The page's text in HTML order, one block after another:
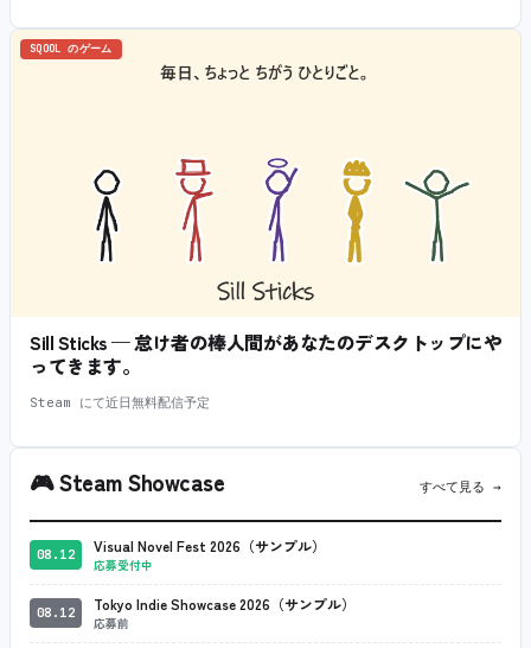
SQOOL のゲーム
Sill Sticks — 怠け者の棒人間があなたのデスクトップにや
ってきます。
Steam にて近日無料配信予定
🎮Steam Showcase すべて見る →
08.12 Visual Novel Fest 2026（サンプル）
応募受付中
08.12 Tokyo Indie Showcase 2026（サンプル）
応募前